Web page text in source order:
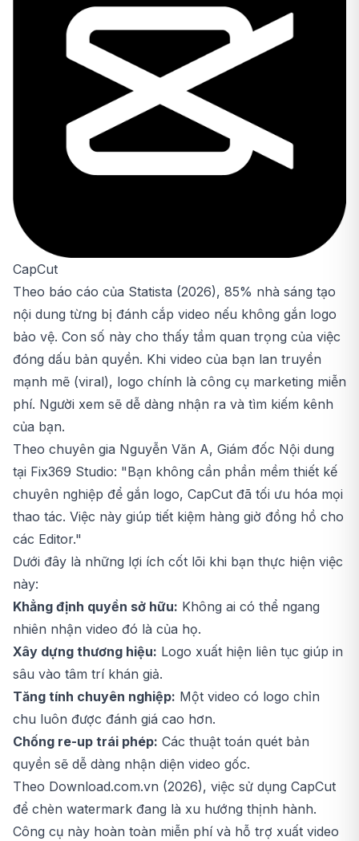
CapCut
Theo báo cáo của Statista (2026), 85% nhà sáng tạo
nội dung từng bị đánh cắp video nếu không gắn logo
bảo vệ. Con số này cho thấy tầm quan trọng của việc
đóng dấu bản quyền. Khi video của bạn lan truyền
mạnh mẽ (viral), logo chính là công cụ marketing miễn
phí. Người xem sẽ dễ dàng nhận ra và tìm kiếm kênh
của bạn.
Theo chuyên gia Nguyễn Văn A, Giám đốc Nội dung
tại Fix369 Studio: "Bạn không cần phần mềm thiết kế
chuyên nghiệp để gắn logo, CapCut đã tối ưu hóa mọi
thao tác. Việc này giúp tiết kiệm hàng giờ đồng hồ cho
các Editor."
Dưới đây là những lợi ích cốt lõi khi bạn thực hiện việc
này:
Khẳng định quyền sở hữu: Không ai có thể ngang
nhiên nhận video đó là của họ.
Xây dựng thương hiệu: Logo xuất hiện liên tục giúp in
sâu vào tâm trí khán giả.
Tăng tính chuyên nghiệp: Một video có logo chỉn
chu luôn được đánh giá cao hơn.
Chống re-up trái phép: Các thuật toán quét bản
quyền sẽ dễ dàng nhận diện video gốc.
Theo Download.com.vn (2026), việc sử dụng CapCut
để chèn watermark đang là xu hướng thịnh hành.
Công cụ này hoàn toàn miễn phí và hỗ trợ xuất video